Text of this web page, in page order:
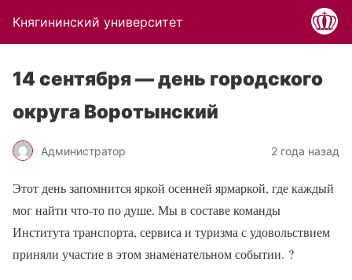
Княгининский университет
14 сентября — день городского
округа Воротынский
Администратор 2 года назад
Этот день запомнится яркой осенней ярмаркой, где каждый
мог найти что-то по душе. Мы в составе команды
Института транспорта, сервиса и туризма с удовольствием
приняли участие в этом знаменательном событии. ?